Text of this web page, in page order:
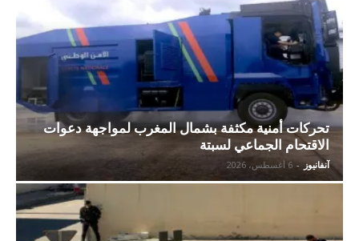
تحركات أمنية مكثفة بشمال المغرب لمواجهة دعوات
الاقتحام الجماعي لسبتة
آنفانيوز - 6 أغسطس، 2026